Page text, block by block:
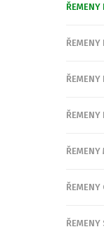
ŘEMENY
ŘEMENY
ŘEMENY
ŘEMENY
ŘEMENY
ŘEMENY
ŘEMENY